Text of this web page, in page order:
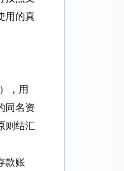
用的真
，用
同名资
则结汇
款账